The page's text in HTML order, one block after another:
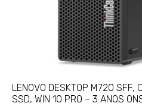
LENOVO DESKTOP M720
SSD, WIN 10 PRO – 3 ANOS